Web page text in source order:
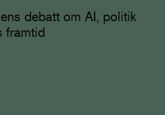
debatt om AI, politik
framtid